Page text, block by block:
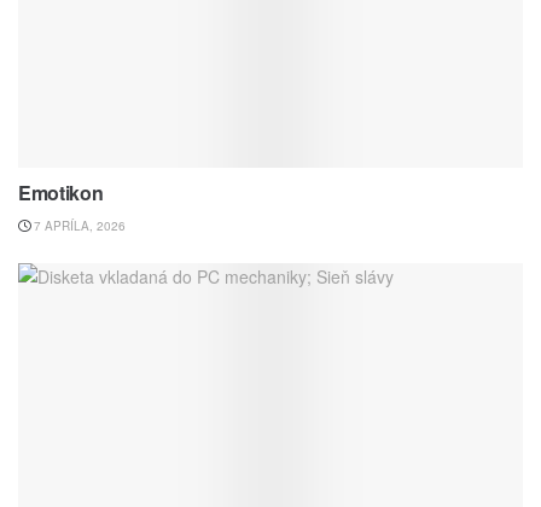
Emotikon
7 APRÍLA, 2026